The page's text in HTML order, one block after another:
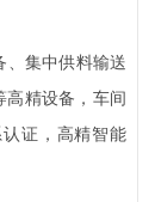
、集中供料输送
高精设备，车间
证，高精智能